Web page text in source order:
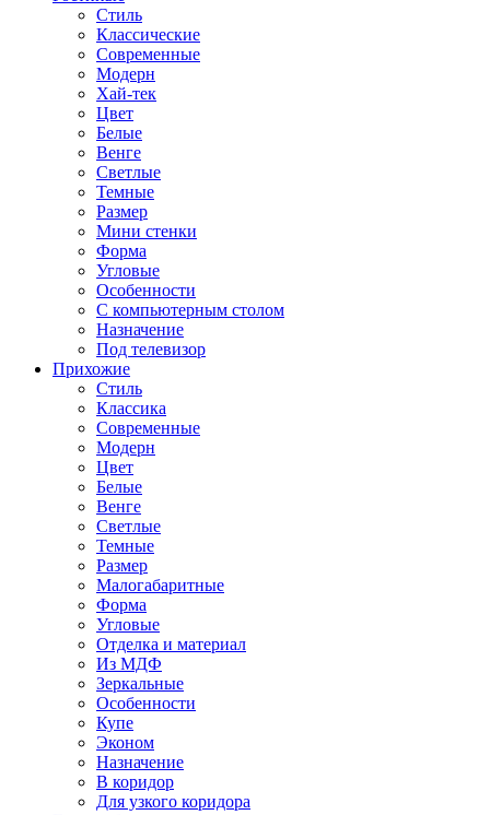
Стиль
Классические
Современные
Модерн
Хай-тек
Цвет
Белые
Венге
Светлые
Темные
Размер
Мини стенки
Форма
Угловые
Особенности
С компьютерным столом
Назначение
Под телевизор
Прихожие
Стиль
Классика
Современные
Модерн
Цвет
Белые
Венге
Светлые
Темные
Размер
Малогабаритные
Форма
Угловые
Отделка и материал
Из МДФ
Зеркальные
Особенности
Купе
Эконом
Назначение
В коридор
Для узкого коридора